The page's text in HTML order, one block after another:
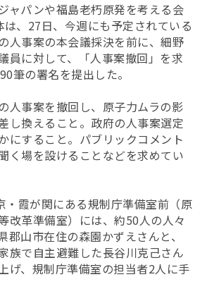
ャパンや福島老朽原発を考える会
、27日、今週にも予定されている
人事案の本会議採決を前に、細野
員に対して、「人事案撤回」を求
筆の署名を提出した。
人事案を撤回し、原子力ムラの影
し換えること。政府の人事案選定
にすること。パブリックコメント
く場を設けることなどを求めてい
・霞が関にある規制庁準備室前（原
改革準備室）には、約50人の人々
郡山市在住の森園かずえさんと、
族で自主避難した長谷川克己さん
げ、規制庁準備室の担当者2人に手